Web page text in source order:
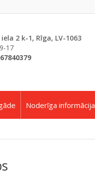
2 k-1, Rīga, LV-1063
17
Noderīga informācija